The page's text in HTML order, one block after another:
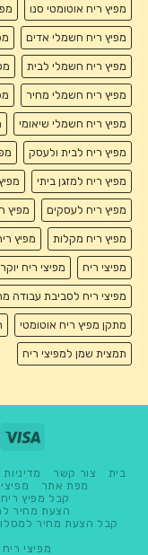
מפיץ ריח אוטומטי סנו
מפיץ ריח חשמלי אדים
מפיץ ריח חשמלי לבית
מפיץ ריח חשמלי מחיר
מפיץ ריח חשמלי שיאומי
מפיץ ריח לבית ולעסק
מפיץ ריח למזגן ביתי
מפיץ ריח לעסקים מפיץ
מפיץ ריח מקלות מפיץ
מפיצי ריח מפיצי ריח
מפיצי ריח לסביבת עבודה
מתקן מפיץ ריח אוטומטי
תמצית שמן למפיצי ריח
בית צור קשר
מפת אתר
קבל מפיץ ריח ובישום ל- 14
הצעת מחיר
קבל הצעת מחיר
מפיצי ריח